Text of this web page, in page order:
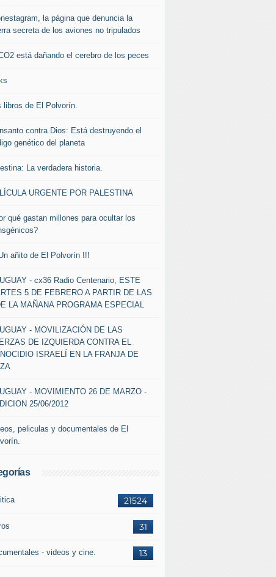
la página que denuncia la
secreta de los aviones no tripulados
está dañando el cerebro de los peces
libros de El Polvorín.
contra Dios: Está destruyendo el
genético del planeta
La verdadera historia.
URGENTE POR PALESTINA
qué gastan millones para ocultar los
Un añito de El Polvorín !!!
- cx36 Radio Centenario, ESTE
5 DE FEBRERO A PARTIR DE LAS
LA MAÑANA PROGRAMA ESPECIAL
- MOVILIZACIÓN DE LAS
DE IZQUIERDA CONTRA EL
ISRAELÍ EN LA FRANJA DE
- MOVIMIENTO 26 DE MARZO -
25/06/2012
peliculas y documentales de El
21524
31
13
- videos y cine.